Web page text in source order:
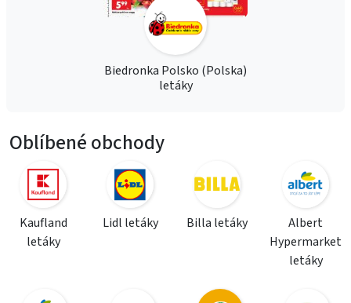
Biedronka Polsko (Polska)
letáky
Oblíbené obchody
Kaufland
letáky
Lidl letáky Billa letáky
Albert
Hypermarket
letáky